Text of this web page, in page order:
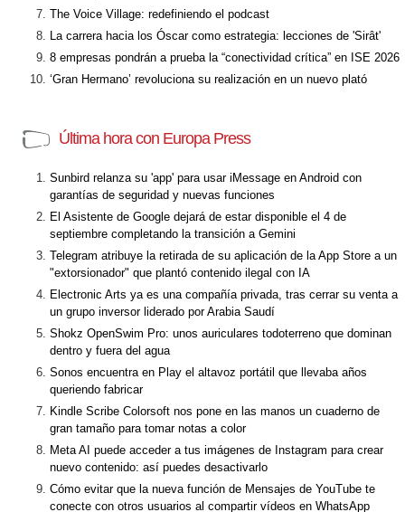
The Voice Village: redefiniendo el podcast
La carrera hacia los Óscar como estrategia: lecciones de 'Sirât'
8 empresas pondrán a prueba la “conectividad crítica” en ISE 2026
‘Gran Hermano’ revoluciona su realización en un nuevo plató
Última hora con Europa Press
Sunbird relanza su 'app' para usar iMessage en Android con
garantías de seguridad y nuevas funciones
El Asistente de Google dejará de estar disponible el 4 de
septiembre completando la transición a Gemini
Telegram atribuye la retirada de su aplicación de la App Store a un
"extorsionador" que plantó contenido ilegal con IA
Electronic Arts ya es una compañía privada, tras cerrar su venta a
un grupo inversor liderado por Arabia Saudí
Shokz OpenSwim Pro: unos auriculares todoterreno que dominan
dentro y fuera del agua
Sonos encuentra en Play el altavoz portátil que llevaba años
queriendo fabricar
Kindle Scribe Colorsoft nos pone en las manos un cuaderno de
gran tamaño para tomar notas a color
Meta AI puede acceder a tus imágenes de Instagram para crear
nuevo contenido: así puedes desactivarlo
Cómo evitar que la nueva función de Mensajes de YouTube te
conecte con otros usuarios al compartir vídeos en WhatsApp